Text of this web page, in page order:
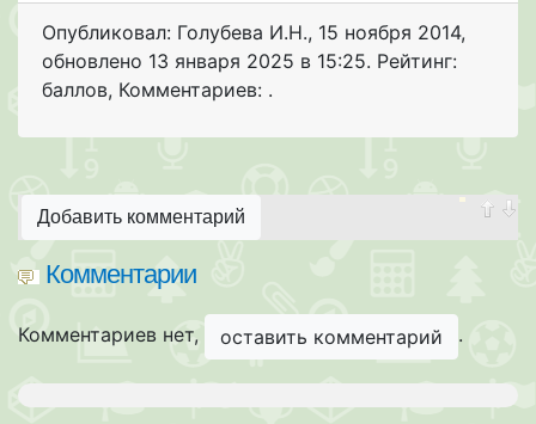
Опубликовал: Голубева И.Н., 15 ноября 2014,
обновлено 13 января 2025 в 15:25. Рейтинг:
баллов, Комментариев: .
Добавить комментарий
Комментарии
Комментариев нет, оставить комментарий .